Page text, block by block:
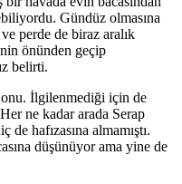
Gündüz olmasına
perde de biraz aralık
önünden geçip
belirti.
İlgilenmediği için de
ne kadar arada Serap
hafızasına almamıştı.
düşünüyor ama yine de